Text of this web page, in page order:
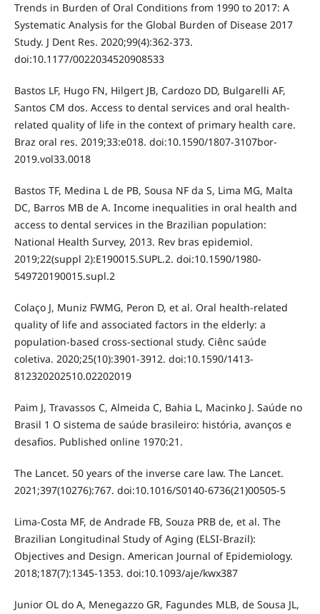
Trends in Burden of Oral Conditions from 1990 to 2017: A
Systematic Analysis for the Global Burden of Disease 2017
Study. J Dent Res. 2020;99(4):362-373.
doi:10.1177/0022034520908533
Bastos LF, Hugo FN, Hilgert JB, Cardozo DD, Bulgarelli AF,
Santos CM dos. Access to dental services and oral health-
related quality of life in the context of primary health care.
Braz oral res. 2019;33:e018. doi:10.1590/1807-3107bor-
2019.vol33.0018
Bastos TF, Medina L de PB, Sousa NF da S, Lima MG, Malta
DC, Barros MB de A. Income inequalities in oral health and
access to dental services in the Brazilian population:
National Health Survey, 2013. Rev bras epidemiol.
2019;22(suppl 2):E190015.SUPL.2. doi:10.1590/1980-
549720190015.supl.2
Colaço J, Muniz FWMG, Peron D, et al. Oral health-related
quality of life and associated factors in the elderly: a
population-based cross-sectional study. Ciênc saúde
coletiva. 2020;25(10):3901-3912. doi:10.1590/1413-
812320202510.02202019
Paim J, Travassos C, Almeida C, Bahia L, Macinko J. Saúde no
Brasil 1 O sistema de saúde brasileiro: história, avanços e
desafios. Published online 1970:21.
The Lancet. 50 years of the inverse care law. The Lancet.
2021;397(10276):767. doi:10.1016/S0140-6736(21)00505-5
Lima-Costa MF, de Andrade FB, Souza PRB de, et al. The
Brazilian Longitudinal Study of Aging (ELSI-Brazil):
Objectives and Design. American Journal of Epidemiology.
2018;187(7):1345-1353. doi:10.1093/aje/kwx387
Junior OL do A, Menegazzo GR, Fagundes MLB, de Sousa JL,